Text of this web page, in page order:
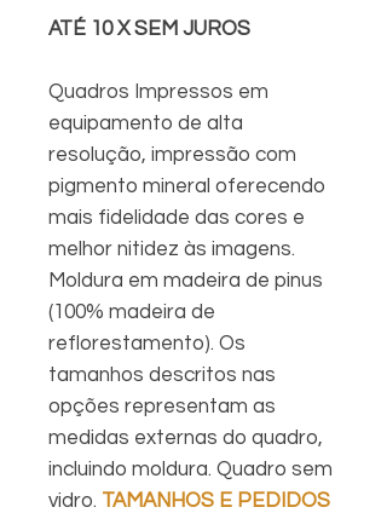
ATÉ 10 X SEM JUROS
Quadros Impressos em
equipamento de alta
resolução, impressão com
pigmento mineral oferecendo
mais fidelidade das cores e
melhor nitidez às imagens.
Moldura em madeira de pinus
(100% madeira de
reflorestamento). Os
tamanhos descritos nas
opções representam as
medidas externas do quadro,
incluindo moldura. Quadro sem
vidro. TAMANHOS E PEDIDOS